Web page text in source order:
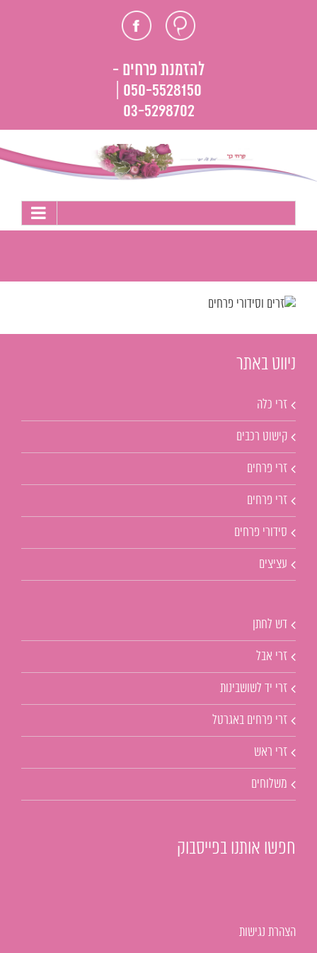
חוות פייסבוק
להזמנת פרחים -
050-5528150 |
03-5298702
ניווט באתר
זרי כלה
קישוט רכבים
זרי פרחים
זרי פרחים
סידורי פרחים
עציצים
דש לחתן
זרי אבל
זרי יד לשושבינות
זרי פרחים באגרטל
זרי ראש
משלוחים
חפשו אותנו בפייסבוק
הצהרת נגישות